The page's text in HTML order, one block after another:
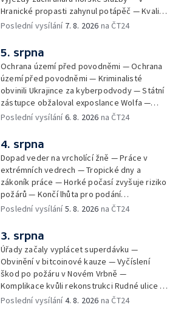
památek
Hranické propasti zahynul potápěč — Kvalita
vody ke koupání — Zavlažování zeleniny v
Kempování v horkém počasí — Výběr ze
sociálních sítí Události Ostrava — Zkoumání
horka na zastávkách MHD — Promítání filmu
Odyssea z 35 mm pásu
Poslední vysílání 7. 8. 2026 na ČT24
5. srpna
Ochrana území před povodněmi — Ochrana
území před povodněmi — Kriminalisté
obvinili Ukrajince za kyberpodvody — Státní
zástupce obžaloval exposlance Wolfa —
Péče o hospodářská zvířata ve vedrech —
depozitu Vlastivědného muzea Olomouc —
Zakládání nových dětských skupin — Výběr
ze sociálních sítí Události Ostrava — Tresty
pro fotbalisty za korupci — Po stopách
Gebharda Blüchera
Poslední vysílání6. 8. 2026 na ČT24
4. srpna
Dopad veder na vrcholící žně — Práce v
extrémních vedrech — Tropické dny a
zákoník práce — Horké počasí zvyšuje riziko
požárů — Končí lhůta pro podání
kandidátních listin — Končí lhůta pro podání
rozsudek v lihové kauze — Výročí
zavraždění Václava III. v Olomouci — Těžba
unikátní rašeliny pro lázně v Karlově
Studánce — Výběr ze sociálních sítí ČT —
Nový program pro léčbu obezity —
Olomoucké (nejen) shakespearovské léto
Poslední vysílání5. 8. 2026 na ČT24
3. srpna
Úřady začaly vyplácet superdávku —
Obvinění v bitcoinové kauze — Vyčíslení
škod po požáru v Novém Vrbně —
Komplikace kvůli rekonstrukci Rudné ulice —
Nárůst zájmu o klimatizace — Výluka vlaků
Poslední vysílání4. 8. 2026 na ČT24